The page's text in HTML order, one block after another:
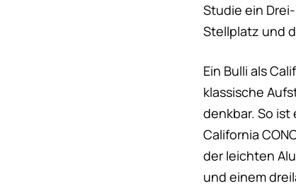
Studie ein
Stellplatz und
Ein Bulli als
klassische
denkbar. So ist
California
der leichten
und einem